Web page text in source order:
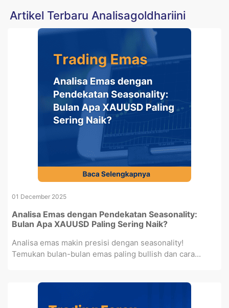
Artikel Terbaru Analisagoldhariini
01 December 2025
Analisa Emas dengan Pendekatan Seasonality:
Bulan Apa XAUUSD Paling Sering Naik?
Analisa emas makin presisi dengan seasonality!
Temukan bulan-bulan emas paling bullish dan cara...